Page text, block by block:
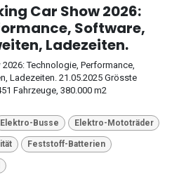
Car Show 2026:
Software,
Ladezeiten.
Technologie, Performance,
Ladezeiten. 21.05.2025 Grösste
Fahrzeuge, 380.000 m2
Elektro-Busse Elektro-Mototräder
Feststoff-Batterien